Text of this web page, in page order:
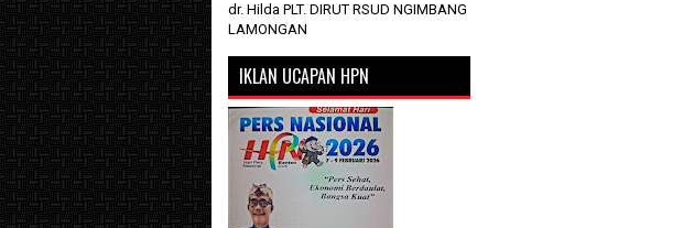
dr. Hilda PLT. DIRUT RSUD NGIMBANG
LAMONGAN
IKLAN UCAPAN HPN